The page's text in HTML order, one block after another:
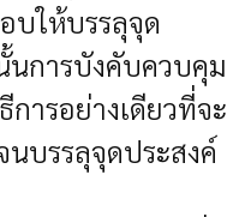
บให้บรรลุจุด
การบังคับควบคุม
ารอย่างเดียวที่จะ
บรรลุจุดประสงค์